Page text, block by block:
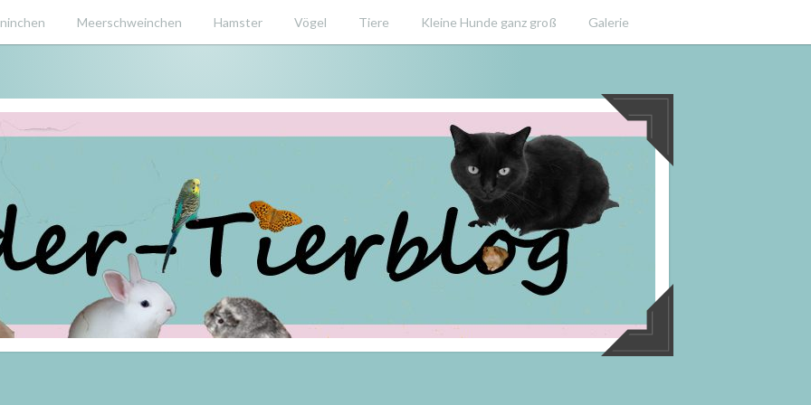
Meerschweinchen Hamster Vögel Tiere Kleine Hunde ganz groß Galerie